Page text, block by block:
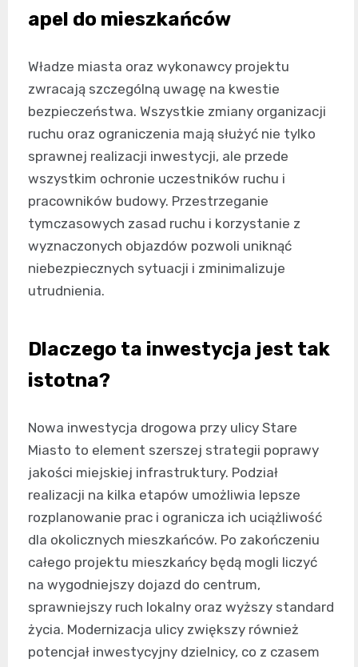
apel do mieszkańców
Władze miasta oraz wykonawcy projektu
zwracają szczególną uwagę na kwestie
bezpieczeństwa. Wszystkie zmiany organizacji
ruchu oraz ograniczenia mają służyć nie tylko
sprawnej realizacji inwestycji, ale przede
wszystkim ochronie uczestników ruchu i
pracowników budowy. Przestrzeganie
tymczasowych zasad ruchu i korzystanie z
wyznaczonych objazdów pozwoli uniknąć
niebezpiecznych sytuacji i zminimalizuje
utrudnienia.
Dlaczego ta inwestycja jest tak
istotna?
Nowa inwestycja drogowa przy ulicy Stare
Miasto to element szerszej strategii poprawy
jakości miejskiej infrastruktury. Podział
realizacji na kilka etapów umożliwia lepsze
rozplanowanie prac i ogranicza ich uciążliwość
dla okolicznych mieszkańców. Po zakończeniu
całego projektu mieszkańcy będą mogli liczyć
na wygodniejszy dojazd do centrum,
sprawniejszy ruch lokalny oraz wyższy standard
życia. Modernizacja ulicy zwiększy również
potencjał inwestycyjny dzielnicy, co z czasem